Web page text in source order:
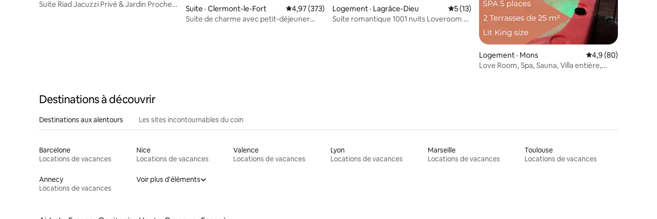
Suite Riad Jacuzzi Privé & Jardin Proche
Suite · Clermont-le-Fort Note moyenne de 4,97 sur 5, 373 commentaires
4,97 (373)
Suite de charme avec petit-déjeuner
Logement · Lagrâce-Dieu Note moyenne de 5 sur 5, 13 commentaires
5 (13)
Suite romantique 1001 nuits Loveroom -
Logement · Mons Note moyenne de
4,9 (80)
Love Room, Spa, Sauna, Villa entière,
Destinations à découvrir
Destinations aux alentours Les sites incontournables du coin
Barcelone
Locations de vacances
Nice
Locations de vacances
Valence
Locations de vacances
Lyon
Locations de vacances
Marseille
Locations de vacances
Toulouse
Locations de vacances
Annecy
Locations de vacances
Voir plus d'éléments